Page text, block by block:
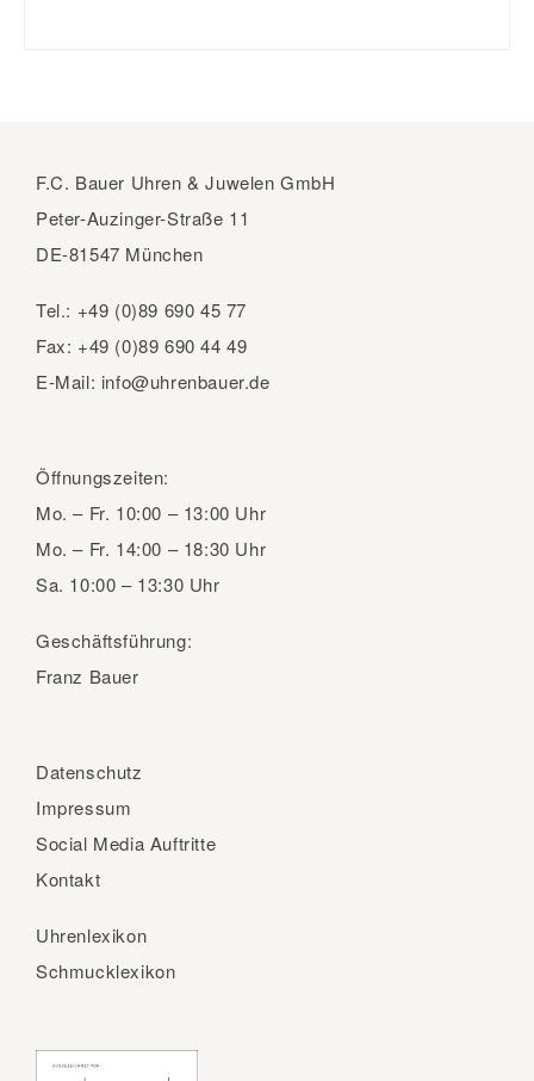
F.C. Bauer Uhren & Juwelen GmbH
Peter-Auzinger-Straße 11
DE-81547 München
Tel.: +49 (0)89 690 45 77
Fax: +49 (0)89 690 44 49
E-Mail: info@uhrenbauer.de
Öffnungszeiten:
Mo. – Fr. 10:00 – 13:00 Uhr
Mo. – Fr. 14:00 – 18:30 Uhr
Sa. 10:00 – 13:30 Uhr
Geschäftsführung:
Franz Bauer
Datenschutz
Impressum
Social Media Auftritte
Kontakt
Uhrenlexikon
Schmucklexikon